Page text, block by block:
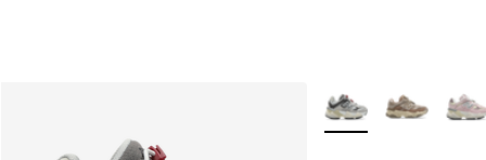
Meer kleuren